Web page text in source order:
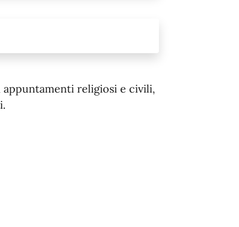
religiosi e civili,